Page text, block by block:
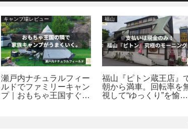
キャンプ場レビュー
瀬戸内ナチュラルフィー
ルドでファミリーキャン
プ｜おもちゃ王国すぐ
福山
福山『ピトン蔵王店』
朝から満車。回転率を
視して“ゆっくり”を愉し